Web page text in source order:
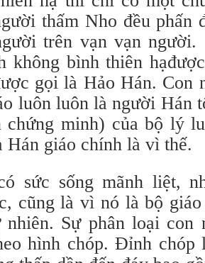
thấm Nho đều phấn
trên vạn vạn người.
không bình thiên
gọi là Hảo Hán. Con
luôn luôn là người Hán
chứng minh) của bộ lý
Hán giáo chính là vì thế.
sức sống mãnh liệt,
cũng là vì nó là bộ
nhiên. Sự phân loại
hình chóp. Đỉnh chóp